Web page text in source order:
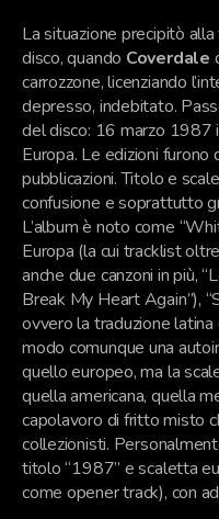
La situazione precipitò
disco, quando Coverdale
carrozzone, licenziando
depresso, indebitato.
del disco: 16 marzo 1987
Europa. Le edizioni
pubblicazioni. Titolo e
confusione e soprattutto
L’album è noto come
Europa (la cui tracklist
anche due canzoni in più,
Break My Heart Again”),
ovvero la traduzione
modo comunque una
quello europeo, ma la
quella americana, quella
capolavoro di fritto misto
collezionisti.
titolo “1987” e scaletta
come opener track), con